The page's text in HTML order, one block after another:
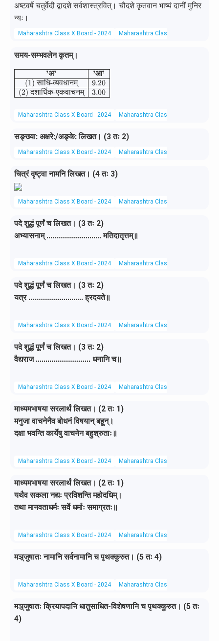
अष्टवर्षे चतुर्वेदी द्वादशे सर्वशास्त्रवित्। चौदशे कृतवान भाष्यं दानीं मुनिर
न्यः।
Maharashtra Class X Board - 2024 Maharashtra Class X Board
समय-सम्भवलेन कृतम्।
\begin{array}{|c|c|} \hline \textbf{'अ'} &
’अ’
(1)साधि-व्यवधानम्
(2)दशार्धिक-एकवाचनम्
’आ’
9.20
3.00
Maharashtra Class X Board - 2024 Maharashtra Class X Board
सङ्ख्या: अक्षरे:/अङ्के: लिखत। (3 तः 2)
Maharashtra Class X Board - 2024 Maharashtra Class X Board
चित्रं दृष्ट्वा नामनि लिखत। (4 तः 3)
Maharashtra Class X Board - 2024 Maharashtra Class X Board
पदे शुद्धं पूर्णं च लिखत। (3 तः 2)
अभ्यासनाम् ............................ मतिदातृत्तम्॥
Maharashtra Class X Board - 2024 Maharashtra Class X Board
पदे शुद्धं पूर्णं च लिखत। (3 तः 2)
यत्र ............................ ह्रदयते॥
Maharashtra Class X Board - 2024 Maharashtra Class X Board
पदे शुद्धं पूर्णं च लिखत। (3 तः 2)
वैद्यराज ............................ धनानि च॥
Maharashtra Class X Board - 2024 Maharashtra Class X Board
माध्यमभाषया सरलार्थं लिखत। (2 तः 1)
मनुजा वाचनेनैव बोधनं विषयान् बहून्।
दक्षा भवन्ति कार्येषु वाचनेन बहुश्रुताः॥
Maharashtra Class X Board - 2024 Maharashtra Class X Board
माध्यमभाषया सरलार्थं लिखत। (2 तः 1)
यथैव सकला नद्यः प्रविशन्ति महोदधिम्।
तथा मानवताधर्मः सर्वे धर्माः समाग्रतः॥
Maharashtra Class X Board - 2024 Maharashtra Class X Board
मञ़्जुषातः नामानि सर्वनामानि च पृथक्कुरुत। (5 तः 4)
Maharashtra Class X Board - 2024 Maharashtra Class X Board
मञ़्जुषातः क्रियापदानि धातुसाधित-विशेषणानि च पृथक्कुरुत। (5 तः
4)